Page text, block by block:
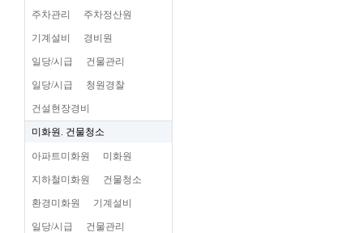
주차관리 주차정산원
기계설비 경비원
일당/시급 건물관리
일당/시급 청원경찰
건설현장경비
미화원. 건물청소
아파트미화원 미화원
지하철미화원 건물청소
환경미화원 기계설비
일당/시급 건물관리